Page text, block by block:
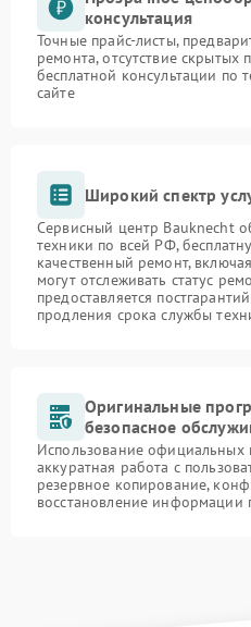
консультация
Точные прайс-листы,
ремонта, отсутствие скрытых
бесплатной консультации по
сайте
Широкий спектр
Сервисный центр Bauknecht
техники по всей РФ,
качественный ремонт,
могут отслеживать статус
предоставляется
продления срока службы
Оригинальные
безопасное
Использование
аккуратная работа с
резервное копирование,
восстановление информации